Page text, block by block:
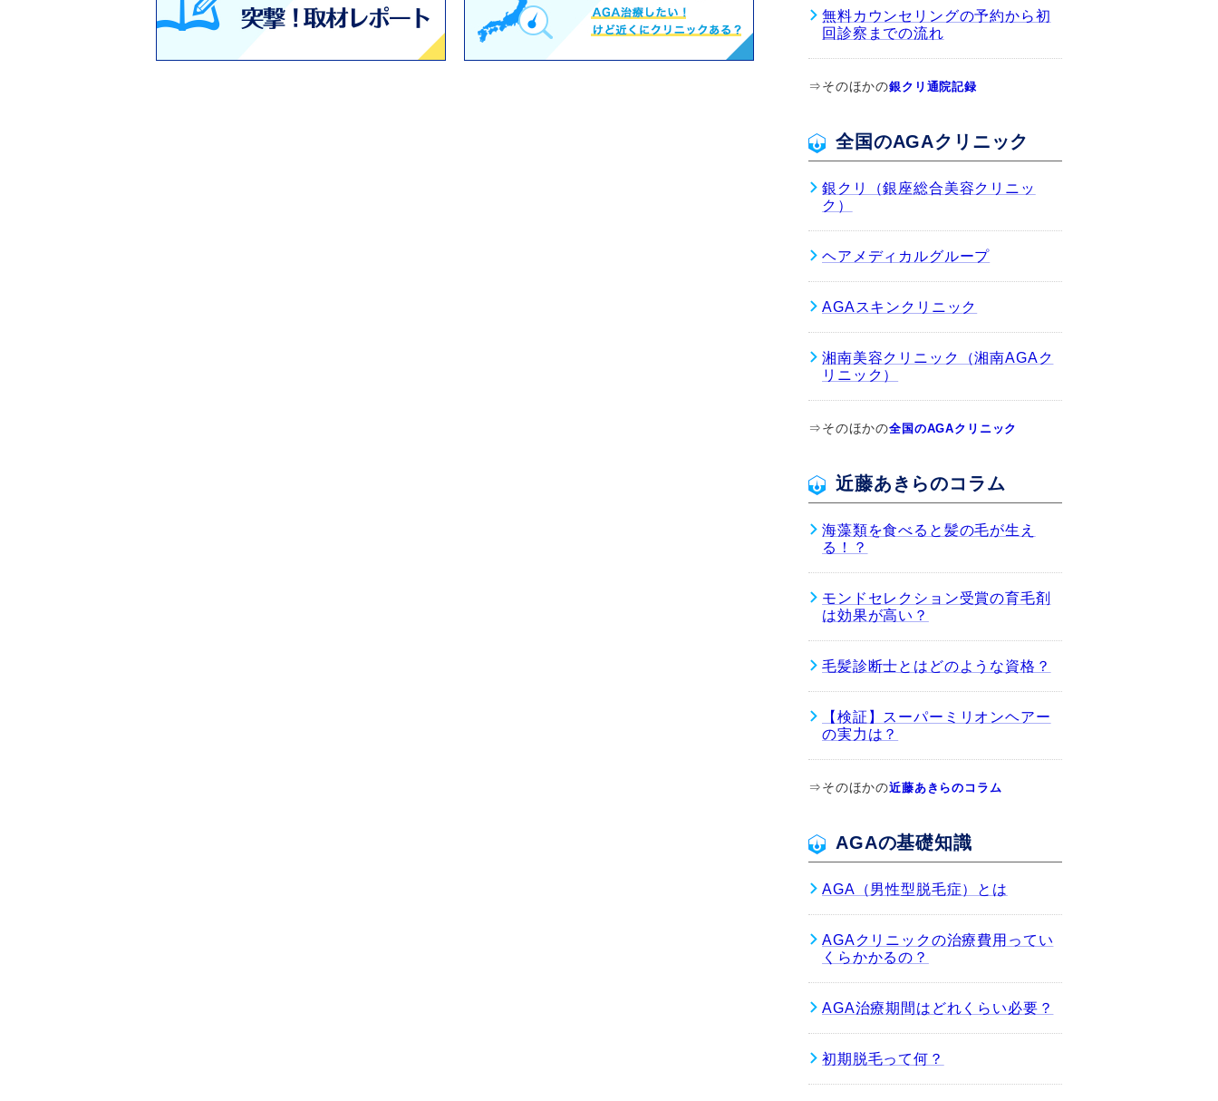
無料カウンセリングの予約から初
回診察までの流れ
⇒そのほかの銀クリ通院記録
全国のAGAクリニック
銀クリ（銀座総合美容クリニッ
ク）
ヘアメディカルグループ
AGAスキンクリニック
湘南美容クリニック（湘南AGAク
リニック）
⇒そのほかの全国のAGAクリニック
近藤あきらのコラム
海藻類を食べると髪の毛が生え
る！？
モンドセレクション受賞の育毛剤
は効果が高い？
毛髪診断士とはどのような資格？
【検証】スーパーミリオンヘアー
の実力は？
⇒そのほかの近藤あきらのコラム
AGAの基礎知識
AGA（男性型脱毛症）とは
AGAクリニックの治療費用ってい
くらかかるの？
AGA治療期間はどれくらい必要？
初期脱毛って何？